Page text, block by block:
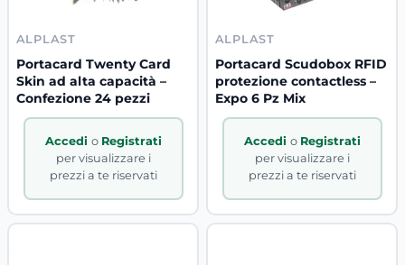
ALPLAST
Portacard Twenty Card
Skin ad alta capacità –
Confezione 24 pezzi
Accedi o Registrati
per visualizzare i
prezzi a te riservati
ALPLAST
Portacard Scudobox RFID
protezione contactless –
Expo 6 Pz Mix
Accedi o Registrati
per visualizzare i
prezzi a te riservati